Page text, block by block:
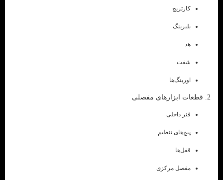
کارتریج
بلبرینگ
هد
شفت
اورینگ‌ها
2. قطعات ابزارهای مفصلی
فنر داخلی
پیچ‌های تنظیم
قفل‌ها
مفصل مرکزی